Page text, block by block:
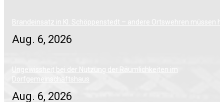
Brandeinsatz in Kl. Schöppenstedt – andere Ortswehren müssen
Aug. 6, 2026
Ungewissheit bei der Nutzung der Räumlichkeiten im
Dorfgemeinschaftshaus
Aug. 6, 2026